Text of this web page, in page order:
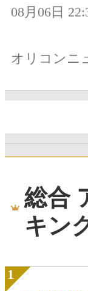
08月06日
オリコンニ
総合
キン